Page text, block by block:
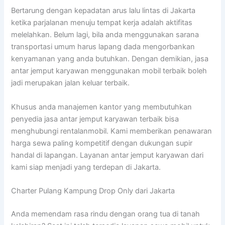
Bertarung dengan kepadatan arus lalu lintas di Jakarta
ketika parjalanan menuju tempat kerja adalah aktifitas
melelahkan. Belum lagi, bila anda menggunakan sarana
transportasi umum harus lapang dada mengorbankan
kenyamanan yang anda butuhkan. Dengan demikian, jasa
antar jemput karyawan menggunakan mobil terbaik boleh
jadi merupakan jalan keluar terbaik.
Khusus anda manajemen kantor yang membutuhkan
penyedia jasa antar jemput karyawan terbaik bisa
menghubungi rentalanmobil. Kami memberikan penawaran
harga sewa paling kompetitif dengan dukungan supir
handal di lapangan. Layanan antar jemput karyawan dari
kami siap menjadi yang terdepan di Jakarta.
Charter Pulang Kampung Drop Only dari Jakarta
Anda memendam rasa rindu dengan orang tua di tanah